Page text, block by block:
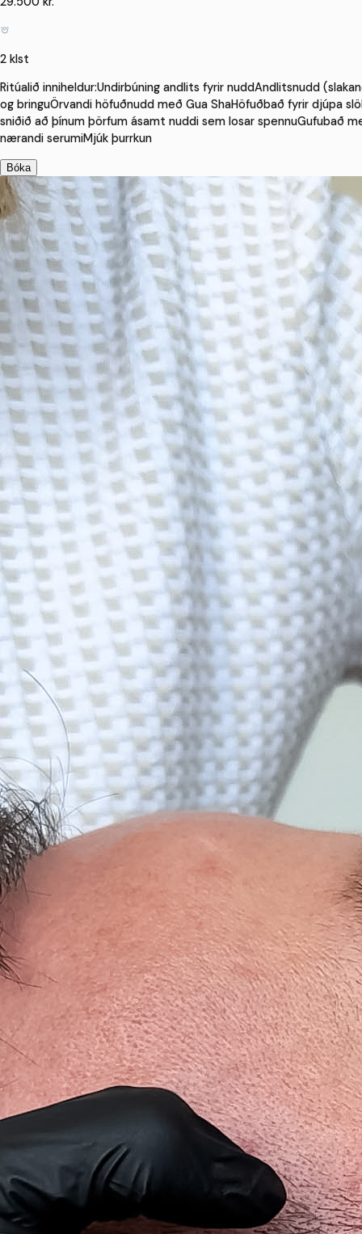
2 klst
Ritúalið inniheldur:Undirbúning andlits fyrir nuddAndlitsnudd
og bringuÖrvandi höfuðnudd með Gua ShaHöfuðbað fyrir djúpa
sniðið að þínum þörfum ásamt nuddi sem losar spennuGufubað
nærandi serumiMjúk þurrkun
Bóka